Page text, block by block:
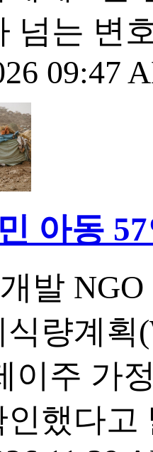
넘는 변
09:47
아동
발
식량계획
이주 가
인했다